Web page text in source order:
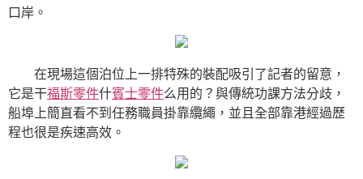
口岸。
在現場這個泊位上一排特殊的裝配吸引了記者的留意，
它是干福斯零件什賓士零件么用的？與傳統功課方法分歧，
船埠上簡直看不到任務職員掛靠纜繩，並且全部靠港經過歷
程也很是疾速高效。